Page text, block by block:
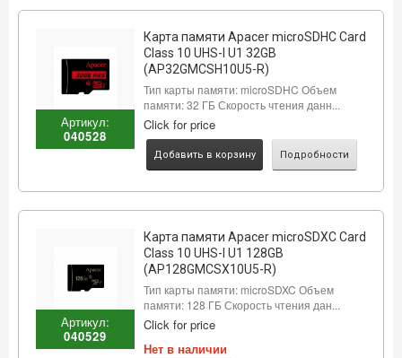
Артикул:
040528
Карта памяти Apacer microSDHC Card
Class 10 UHS-I U1 32GB
(AP32GMCSH10U5-R)
Тип карты памяти: microSDHC Объем
памяти: 32 ГБ Скорость чтения данн...
Click for price
Добавить в корзину Подробности
Артикул:
040529
Карта памяти Apacer microSDXC Card
Class 10 UHS-I U1 128GB
(AP128GMCSX10U5-R)
Тип карты памяти: microSDXC Объем
памяти: 128 ГБ Скорость чтения дан...
Click for price
Нет в наличии